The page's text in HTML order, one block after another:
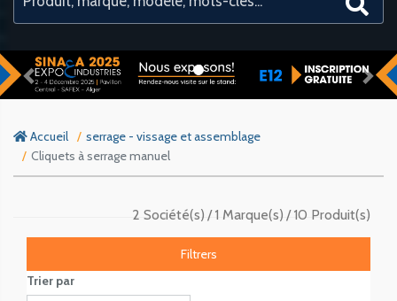
Previous
Accueil
serrage - vissage et assemblage
Cliquets à serrage manuel
10 Produit(s)
1 Marque(s)
2 Société(s)
Filtrers
Trier par